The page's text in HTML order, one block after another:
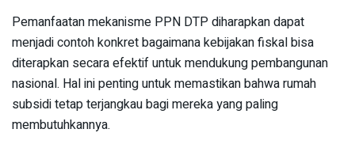
Pemanfaatan mekanisme PPN DTP diharapkan dapat
menjadi contoh konkret bagaimana kebijakan fiskal bisa
diterapkan secara efektif untuk mendukung pembangunan
nasional. Hal ini penting untuk memastikan bahwa rumah
subsidi tetap terjangkau bagi mereka yang paling
membutuhkannya.